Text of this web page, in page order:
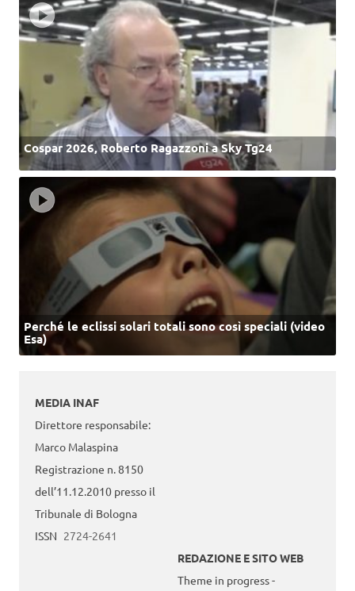
Cospar 2026, Roberto Ragazzoni a Sky Tg24
Perché le eclissi solari totali sono così speciali (video
Esa)
MEDIA INAF
Direttore responsabile:
Marco Malaspina
Registrazione n. 8150
dell’11.12.2010 presso il
Tribunale di Bologna
ISSN 2724-2641
REDAZIONE E SITO WEB
Theme in progress -